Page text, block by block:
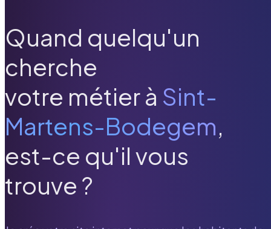
Quand quelqu'un
cherche
votre métier à Sint-
Martens-Bodegem,
est-ce qu'il vous
trouve ?